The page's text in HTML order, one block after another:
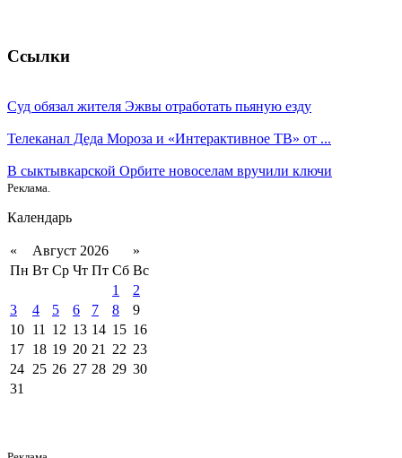
Ссылки
Суд обязал жителя Эжвы отработать пьяную езду
Телеканал Деда Мороза и «Интерактивное ТВ» от ...
В сыктывкарской Орбите новоселам вручили ключи
Реклама.
Календарь
« Август 2026
»
Пн Вт Ср Чт Пт Сб Вс
1
2
3
4 5 6 7 8
9
10 11 12 13 14 15 16
17 18 19 20 21 22 23
24 25 26 27 28 29 30
31